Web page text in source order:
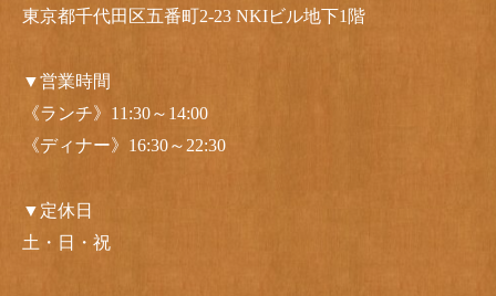
東京都千代田区五番町2-23 NKIビル地下1階
▼営業時間
《ランチ》11:30～14:00
《ディナー》16:30～22:30
▼定休日
土・日・祝